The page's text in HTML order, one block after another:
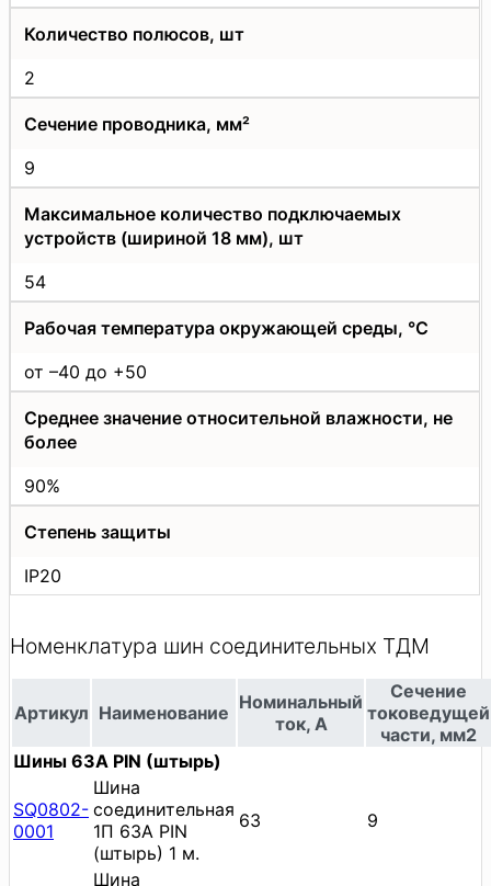
Количество полюсов, шт
2
Сечение проводника, мм²
9
Максимальное количество подключаемых
устройств (шириной 18 мм), шт
54
Рабочая температура окружающей среды, °С
от –40 до +50
Среднее значение относительной влажности, не
более
90%
Степень защиты
IP20
Номенклатура шин соединительных ТДМ
Артикул Наименование Номинальный
ток, А
Сечение
токоведущей
части, мм2
Шины 63A PIN (штырь)
SQ0802-
0001
Шина
соединительная
1П 63A PIN
(штырь) 1 м.
63 9
Шина